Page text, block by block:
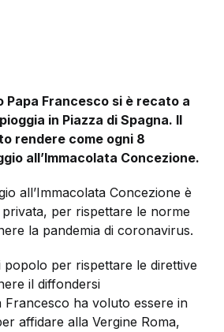
Francesco si è recato a
in Piazza di Spagna. Il
rendere come ogni 8
all’Immacolata Concezione.
all’Immacolata Concezione è
per rispettare le norme
la pandemia di coronavirus.
per rispettare le direttive
il diffondersi
Francesco ha voluto essere in
affidare alla Vergine Roma,